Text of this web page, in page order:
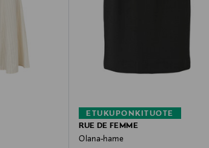
ETUKUPONKITUOTE
RUE DE FEMME
Olana-hame